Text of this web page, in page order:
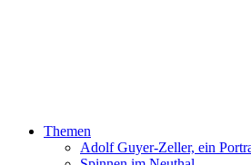
Themen
Adolf Guyer-Zeller, ein